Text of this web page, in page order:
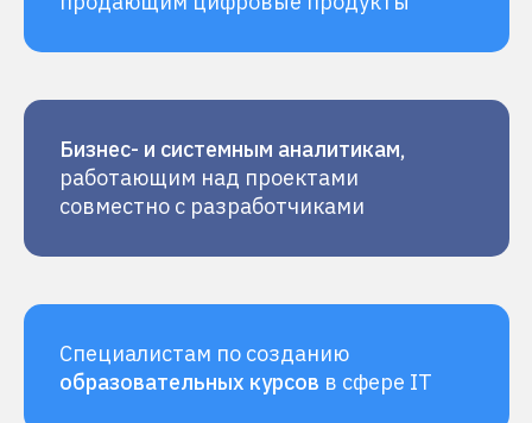
Бизнес- и системным аналитикам,
работающим над проектами
совместно с разработчиками
Специалистам по созданию
образовательных курсов в сфере IT